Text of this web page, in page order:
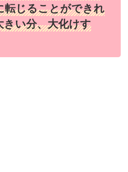
転じることができれ
きい分、大化けす